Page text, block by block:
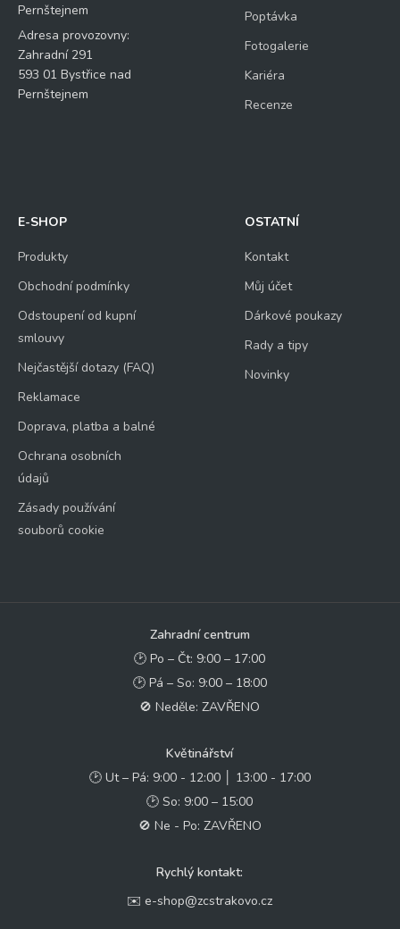
Pernštejnem
Adresa provozovny:
Zahradní 291
593 01 Bystřice nad
Pernštejnem
Poptávka
Fotogalerie
Kariéra
Recenze
E-SHOP
Produkty
Obchodní podmínky
Odstoupení od kupní
smlouvy
Nejčastější dotazy (FAQ)
Reklamace
Doprava, platba a balné
Ochrana osobních
údajů
Zásady používání
souborů cookie
OSTATNÍ
Kontakt
Můj účet
Dárkové poukazy
Rady a tipy
Novinky
Zahradní centrum
🕑 Po – Čt: 9:00 – 17:00
🕑 Pá – So: 9:00 – 18:00
🚫 Neděle: ZAVŘENO
Květinářství
🕑 Ut – Pá: 9:00 - 12:00 │ 13:00 - 17:00
🕑 So: 9:00 – 15:00
🚫 Ne - Po: ZAVŘENO
Rychlý kontakt:
✉️ e-shop@zcstrakovo.cz